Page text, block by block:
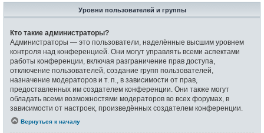
Уровни пользователей и группы
Кто такие администраторы?
Администраторы — это пользователи, наделённые высшим уровнем
контроля над конференцией. Они могут управлять всеми аспектами
работы конференции, включая разграничение прав доступа,
отключение пользователей, создание групп пользователей,
назначение модераторов и т. п., в зависимости от прав,
предоставленных им создателем конференции. Они также могут
обладать всеми возможностями модераторов во всех форумах, в
зависимости от настроек, произведённых создателем конференции.
Вернуться к началу